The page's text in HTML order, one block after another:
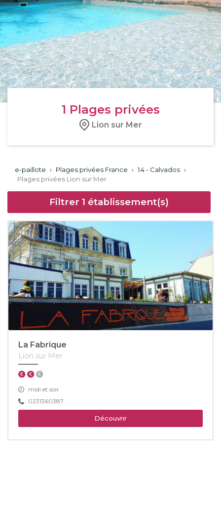
1 Plages privées
Lion sur Mer
e-paillote › Plages privées France › 14 - Calvados ›
Plages privées Lion sur Mer
Filtrer 1 établissement(s)
La Fabrique
Lion sur Mer
midi et soir
0231360387
Découvrir